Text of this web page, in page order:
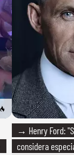
→ Henry Ford:
considera